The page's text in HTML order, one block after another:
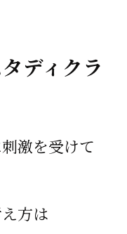
ディクラ
激を受けて
方は